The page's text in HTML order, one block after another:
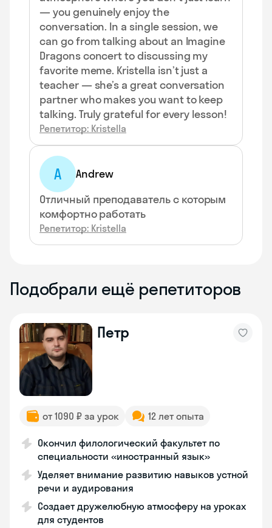
— you genuinely enjoy the
conversation. In a single session, we
can go from talking about an Imagine
Dragons concert to discussing my
favorite meme. Kristella isn’t just a
teacher — she’s a great conversation
partner who makes you want to keep
talking. Truly grateful for every lesson!
Репетитор: Kristella
A
Andrew
Отличный преподаватель с которым
комфортно работать
Репетитор: Kristella
Подобрали ещё репетиторов
Петр
от 1090 ₽ за урок 12 лет опыта
Окончил филологический факультет по
специальности «иностранный язык»
Уделяет внимание развитию навыков устной
речи и аудирования
Создает дружелюбную атмосферу на уроках
для студентов